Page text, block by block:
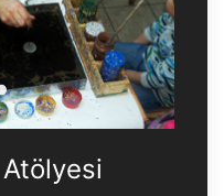
Ebru Atölyesi
Ebru Atölyesi
Çocuk Ebru Atölyesi